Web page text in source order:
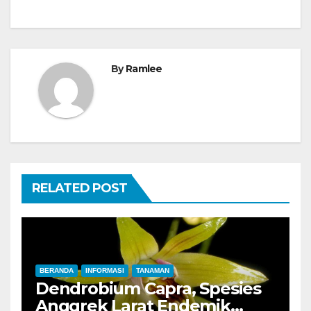
ByRamlee
RELATED POST
BERANDA INFORMASI TANAMAN
Dendrobium Capra, Spesies
Anggrek Larat Endemik